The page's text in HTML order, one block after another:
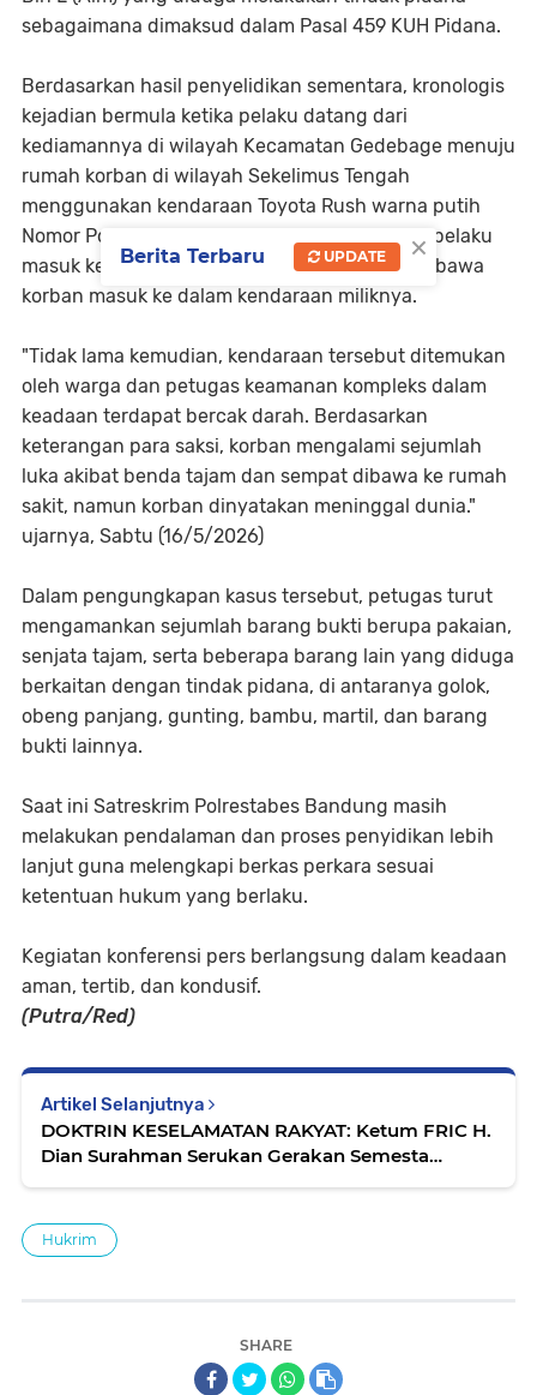
sebagaimana dimaksud dalam Pasal 459 KUH Pidana.
‎Berdasarkan hasil penyelidikan sementara, kronologis
kejadian bermula ketika pelaku datang dari
kediamannya di wilayah Kecamatan Gedebage menuju
rumah korban di wilayah Sekelimus Tengah
menggunakan kendaraan Toyota Rush warna putih
Nomor Polisi B-2152-PKA. Setibanya di lokasi, pelaku
masuk ke rumah korban dan selanjutnya membawa
korban masuk ke dalam kendaraan miliknya.
"‎Tidak lama kemudian, kendaraan tersebut ditemukan
oleh warga dan petugas keamanan kompleks dalam
keadaan terdapat bercak darah. Berdasarkan
keterangan para saksi, korban mengalami sejumlah
luka akibat benda tajam dan sempat dibawa ke rumah
sakit, namun korban dinyatakan meninggal dunia."
ujarnya, Sabtu (16/5/2026)
‎Dalam pengungkapan kasus tersebut, petugas turut
mengamankan sejumlah barang bukti berupa pakaian,
senjata tajam, serta beberapa barang lain yang diduga
berkaitan dengan tindak pidana, di antaranya golok,
obeng panjang, gunting, bambu, martil, dan barang
bukti lainnya.
‎Saat ini Satreskrim Polrestabes Bandung masih
melakukan pendalaman dan proses penyidikan lebih
lanjut guna melengkapi berkas perkara sesuai
ketentuan hukum yang berlaku.
‎Kegiatan konferensi pers berlangsung dalam keadaan
aman, tertib, dan kondusif.
(Putra/Red)
Artikel Selanjutnya
DOKTRIN KESELAMATAN RAKYAT: Ketum FRIC H.
Dian Surahman Serukan Gerakan Semesta
Hukrim
SHARE
×
Berita Terbaru UPDATE